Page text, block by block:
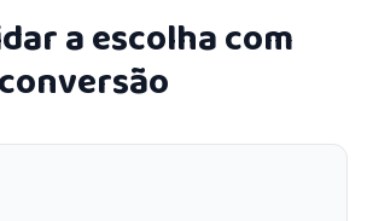
a escolha com